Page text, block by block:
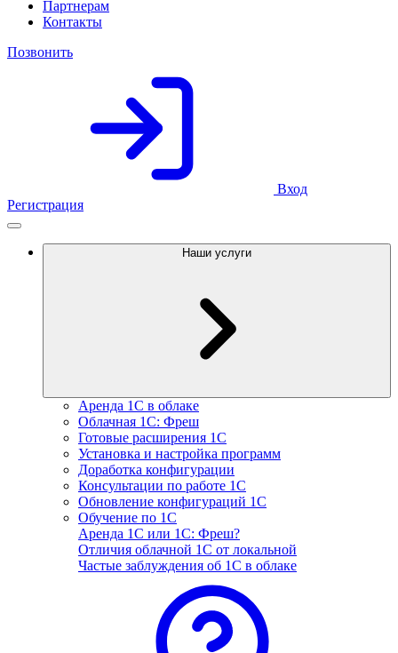
Партнерам
Контакты
Позвонить
Вход
Регистрация
Наши услуги
Аренда 1С в облаке
Облачная 1С: Фреш
Готовые расширения 1С
Установка и настройка программ
Доработка конфигурации
Консультации по работе 1С
Обновление конфигураций 1С
Обучение по 1С
Аренда 1С или 1С: Фреш?
Отличия облачной 1С от локальной
Частые заблуждения об 1С в облаке